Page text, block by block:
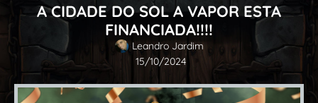
A CIDADE DO SOL A VAPOR ESTA
FINANCIADA!!!!
Leandro Jardim
15/10/2024